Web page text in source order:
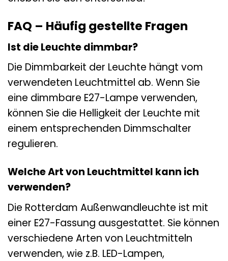
FAQ – Häufig gestellte Fragen
Ist die Leuchte dimmbar?
Die Dimmbarkeit der Leuchte hängt vom
verwendeten Leuchtmittel ab. Wenn Sie
eine dimmbare E27-Lampe verwenden,
können Sie die Helligkeit der Leuchte mit
einem entsprechenden Dimmschalter
regulieren.
Welche Art von Leuchtmittel kann ich
verwenden?
Die Rotterdam Außenwandleuchte ist mit
einer E27-Fassung ausgestattet. Sie können
verschiedene Arten von Leuchtmitteln
verwenden, wie z.B. LED-Lampen,